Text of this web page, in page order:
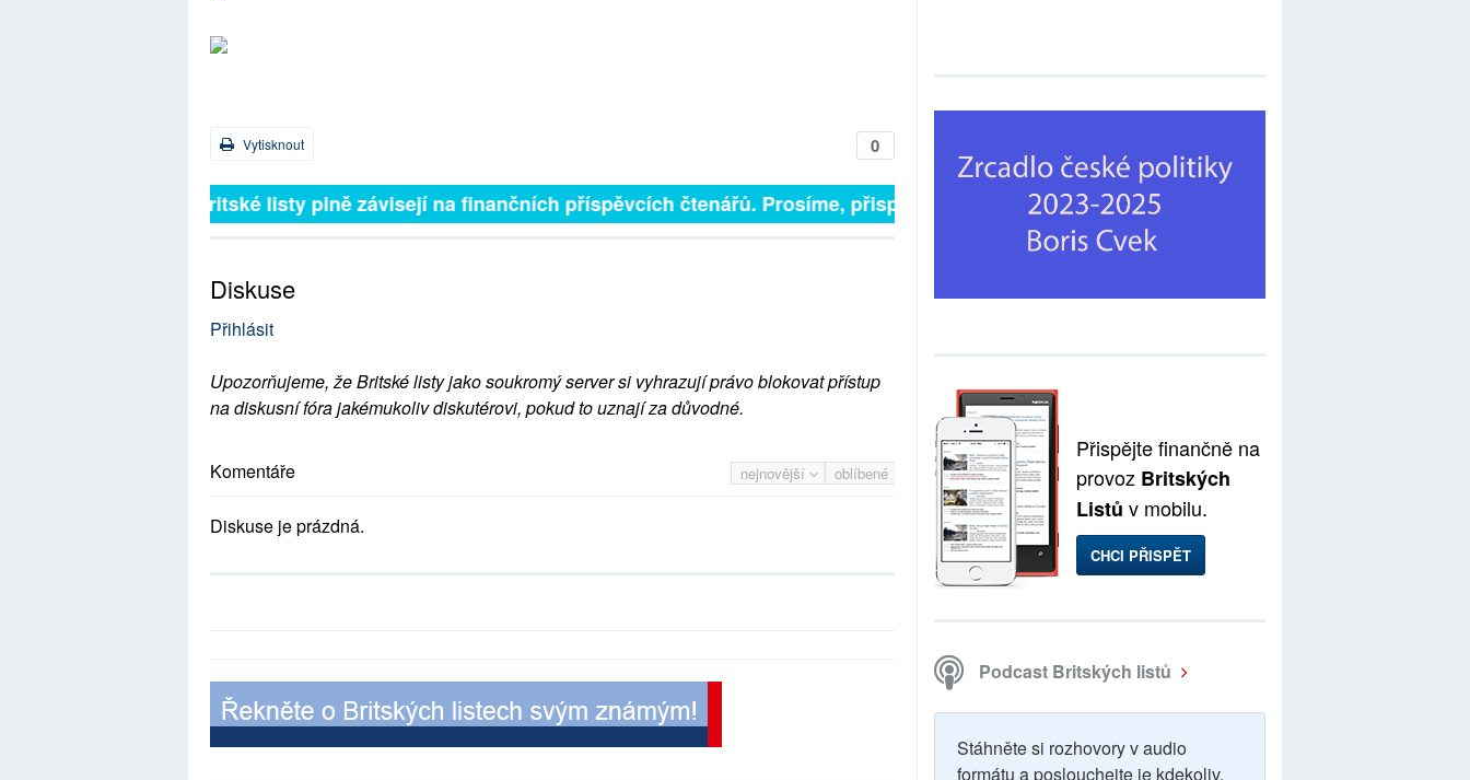
0
Vytisknout
Britské listy plně závisejí na finančních příspěvcích čtenářů. Prosíme, přispějte. ➥
Diskuse
Přihlásit
Upozorňujeme, že Britské listy jako soukromý server si vyhrazují právo blokovat přístup
na diskusní fóra jakémukoliv diskutérovi, pokud to uznají za důvodné.
nejnovější oblíbené
Komentáře
Diskuse je prázdná.
Přispějte finančně na
provoz Britských
Listů v mobilu.
CHCI PŘISPĚT
Podcast Britských listů
Stáhněte si rozhovory v audio
formátu a poslouchejte je kdekoliv.